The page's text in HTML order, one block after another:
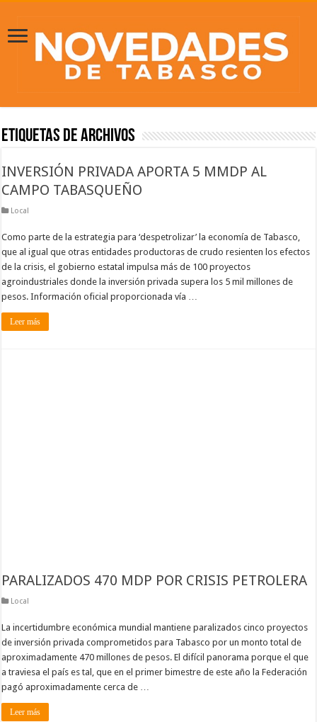
Etiquetas de Archivos
INVERSIÓN PRIVADA APORTA 5 MMDP AL
CAMPO TABASQUEÑO
Local
Como parte de la estrategia para ‘despetrolizar’ la economía de Tabasco,
que al igual que otras entidades productoras de crudo resienten los efectos
de la crisis, el gobierno estatal impulsa más de 100 proyectos
agroindustriales donde la inversión privada supera los 5 mil millones de
pesos. Información oficial proporcionada vía …
Leer más
PARALIZADOS 470 MDP POR CRISIS PETROLERA
Local
La incertidumbre económica mundial mantiene paralizados cinco proyectos
de inversión privada comprometidos para Tabasco por un monto total de
aproximadamente 470 millones de pesos. El difícil panorama porque el que
a traviesa el país es tal, que en el primer bimestre de este año la Federación
pagó aproximadamente cerca de …
Leer más